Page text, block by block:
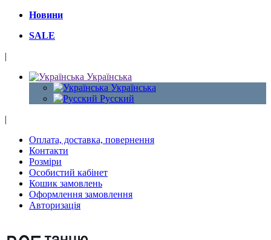
Новини
SALE
|
Українська
Українська
Русский
|
Оплата, доставка, повернення
Контакти
Розміри
Особистий кабінет
Кошик замовлень
Оформлення замовлення
Авторизація